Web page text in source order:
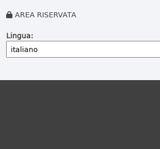
AREA RISERVATA
Lingua